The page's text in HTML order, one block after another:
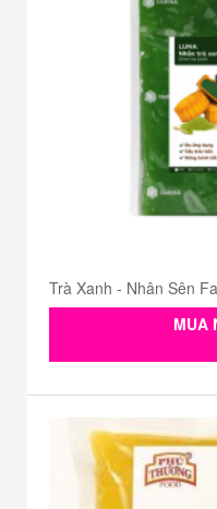
Trà Xanh - Nhân Sên
MUA